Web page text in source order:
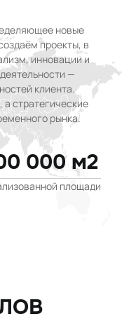
новые
проекты, в
инновации и
—
клиента.
стратегические
рынка.
000 м2
площади